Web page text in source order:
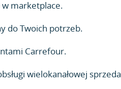
marketplace.
do Twoich potrzeb.
Carrefour.
wielokanałowej